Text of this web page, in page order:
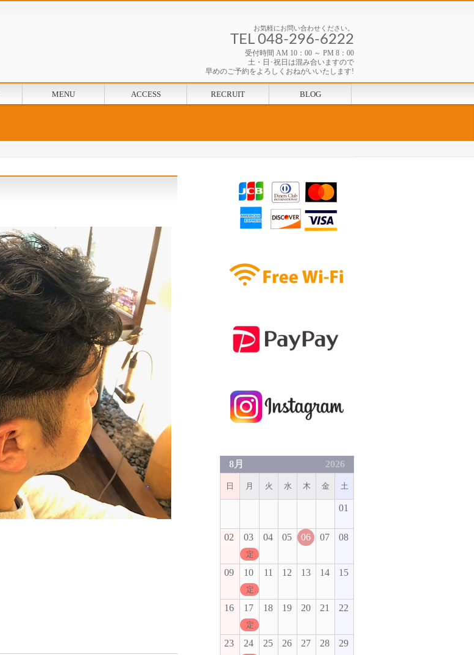
お気軽にお問い合わせください。
TEL 048-296-6222
受付時間 AM 10：00 ～ PM 8：00
土・日･祝日は混み合いますので
早めのご予約をよろしくおねがいいたします!
MENU ACCESS RECRUIT BLOG
8月 2026
日 月 火 水 木 金 土
01
02 03
定休日
04 05 06 07 08
09 10
定休日
11 12 13 14 15
16 17
定休日
18 19 20 21 22
23 24 25 26 27 28 29